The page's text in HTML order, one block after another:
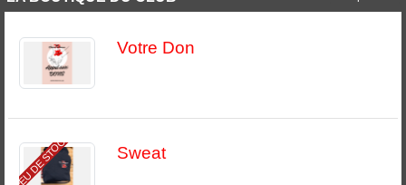
Votre Don
PEU DE STOCK Sweat